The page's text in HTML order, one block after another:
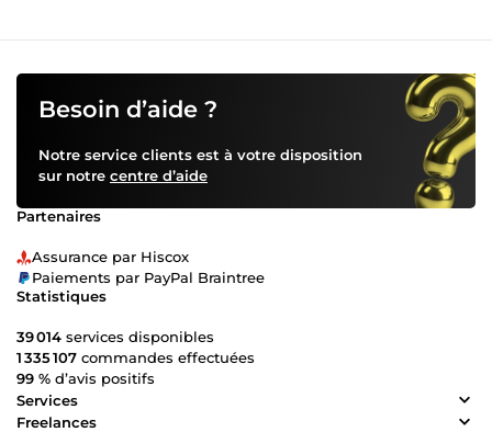
Besoin d’aide ?
Notre service clients est à votre disposition
sur notre centre d’aide
Partenaires
Assurance par Hiscox
Paiements par PayPal Braintree
Statistiques
39 014 services disponibles
1 335 107 commandes effectuées
99 % d’avis positifs
Services
Freelances